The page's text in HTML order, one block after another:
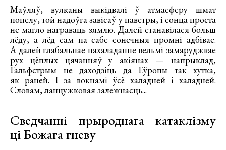
Маўляў, вулканы выкідвалі ў атмасферу шмат
попелу, той надоўга завісаў у паветры, і сонца проста
не магло награваць зямлю. Далей станавілася больш
лёду, а лёд сам па сабе сонечныя промні адбівае.
А далей глабальнае пахаладанне вельмі замаруджвае
рух цёплых цячэнняў у акіянах — напрыклад,
Гальфстрым не даходзіць да Еўропы так хутка,
як раней. І за вокнамі ўсё халадней і халадней.
Словам, ланцужковая залежнасць...
Сведчанні прыроднага катаклізму
ці Божага гневу